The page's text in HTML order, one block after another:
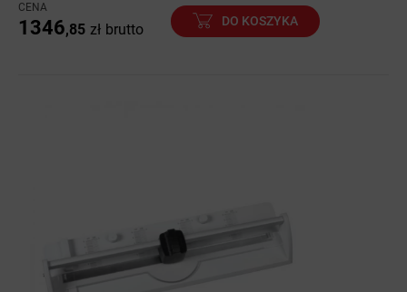
CENA
1346,85 zł brutto
DO KOSZYKA